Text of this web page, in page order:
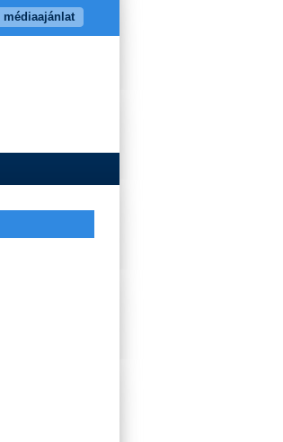
médiaajánlat